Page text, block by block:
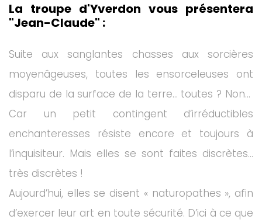
La troupe d'Yverdon vous présentera
"Jean-Claude" :
Suite aux sanglantes chasses aux sorcières
moyenâgeuses, toutes les ensorceleuses ont
disparu de la surface de la terre… toutes ? Non…
Car un petit contingent d’irréductibles
enchanteresses résiste encore et toujours à
l’inquisiteur. Mais elles se sont faites discrètes…
très discrètes !
Aujourd’hui, elles se disent « naturopathes », afin
d’exercer leur art en toute sécurité. D’ici à ce que